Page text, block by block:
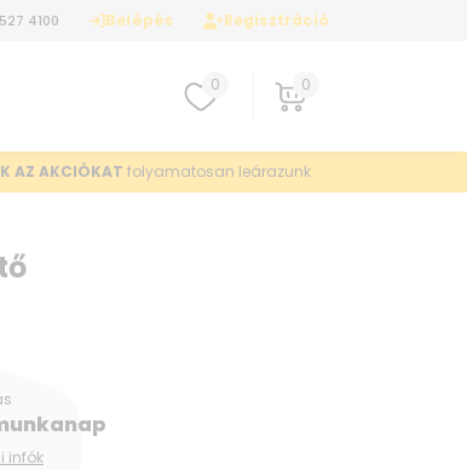
4100 Belépés Regisztráció
0 0
AZ AKCIÓKAT folyamatosan leárazunk
infók